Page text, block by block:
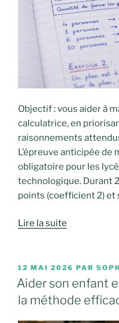
Objectif : vous aider à
calculatrice, en
raisonnements
L’épreuve anticipée
obligatoire pour les
technologique. Durant
points (coefficient 2) et
Lire la suite
PUBLIÉ
LE
12 MAI 2026 PAR
Aider son enfant
la méthode